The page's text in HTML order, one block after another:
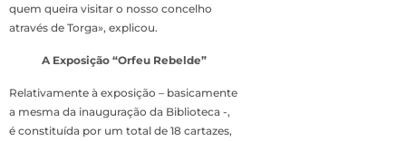
quem queira visitar o nosso concelho
através de Torga», explicou.
A Exposição “Orfeu Rebelde”
Relativamente à exposição – basicamente
a mesma da inauguração da Biblioteca -,
é constituída por um total de 18 cartazes,